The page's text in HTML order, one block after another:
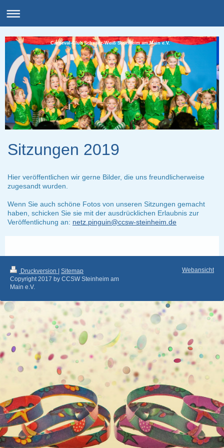
Carneval-Club Schwarz-Weiß Steinheim am Main e.V.
Sitzungen 2019
Hier veröffentlichen wir gerne Bilder, die uns freundlicherweise
zugesandt wurden.
Wenn Sie auch schöne Fotos von unseren Sitzungen gemacht
haben, schicken Sie sie mit der ausdrücklichen Erlaubnis zur
Veröffentlichung an: netz.pinguin@ccsw-steinheim.de
Druckversion | Sitemap
Copyright 2017 by CCSW Steinheim am
Main e.V.
Webansicht